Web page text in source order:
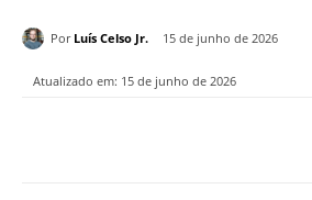
Por Luís Celso Jr. 15 de junho de 2026
Atualizado em: 15 de junho de 2026